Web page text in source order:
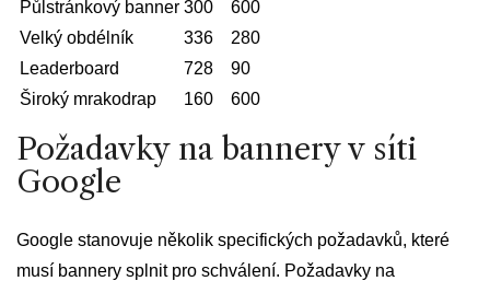
Půlstránkový banner 300
600
Velký obdélník
336
280
Leaderboard
728
90
Široký mrakodrap
160 600
Požadavky na bannery v síti
Google
Google stanovuje několik specifických požadavků, které
musí bannery splnit pro schválení. Požadavky na